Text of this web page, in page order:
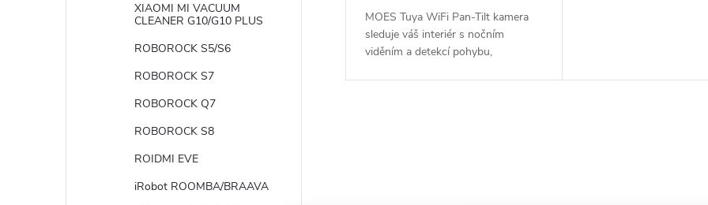
XIAOMI MI VACUUM
CLEANER G10/G10 PLUS
ROBOROCK S5/S6
ROBOROCK S7
ROBOROCK Q7
ROBOROCK S8
ROIDMI EVE
iRobot ROOMBA/BRAAVA
MOES Tuya WiFi Pan-Tilt kamera
sleduje váš interiér s nočním
viděním a detekcí pohybu,